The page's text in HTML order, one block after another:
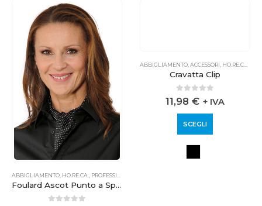
ABBIGLIAMENTO HO.RE.CA. PROFESSIONALE
Foulard Ascot Punto a Spillo